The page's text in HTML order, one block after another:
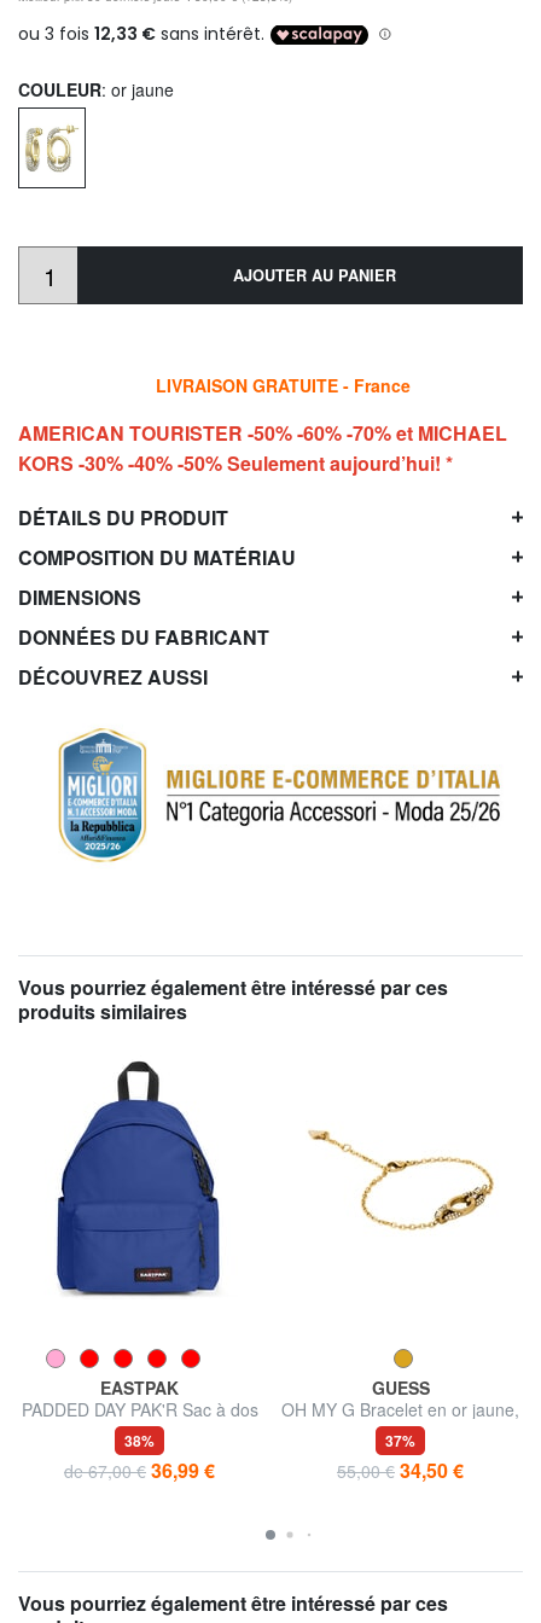
COULEUR: or jaune
AJOUTER AU PANIER
LIVRAISON GRATUITE - France
AMERICAN TOURISTER -50% -60% -70% et MICHAEL
KORS -30% -40% -50% Seulement aujourd’hui! *
DÉTAILS DU PRODUIT
COMPOSITION DU MATÉRIAU
DIMENSIONS
DONNÉES DU FABRICANT
DÉCOUVREZ AUSSI
Vous pourriez également être intéressé par ces
produits similaires
EASTPAK
PADDED DAY PAK'R Sac à dos
pour ordinateur portable 14"
38%
de 67,00 € 36,99 €
GUESS
OH MY G Bracelet en or jaune,
breloque avec logo
37%
55,00 € 34,50 €
Vous pourriez également être intéressé par ces